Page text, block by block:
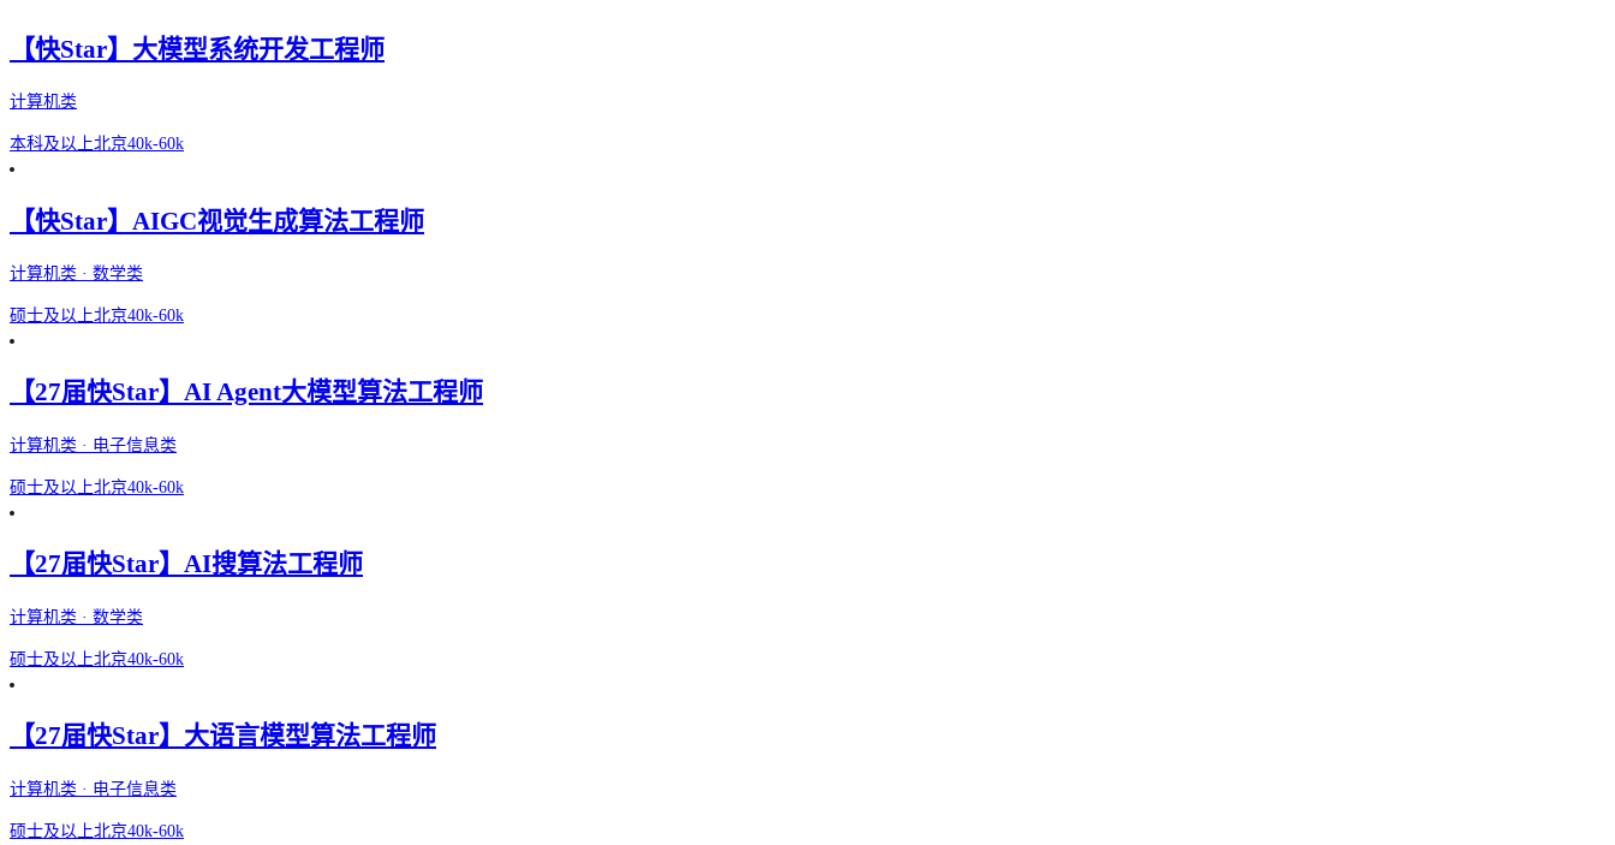
【快Star】大模型系统开发工程师
计算机类
本科及以上北京40k-60k
【快Star】AIGC视觉生成算法工程师
计算机类 · 数学类
硕士及以上北京40k-60k
【27届快Star】AI Agent大模型算法工程师
计算机类 · 电子信息类
硕士及以上北京40k-60k
【27届快Star】AI搜算法工程师
计算机类 · 数学类
硕士及以上北京40k-60k
【27届快Star】大语言模型算法工程师
计算机类 · 电子信息类
硕士及以上北京40k-60k